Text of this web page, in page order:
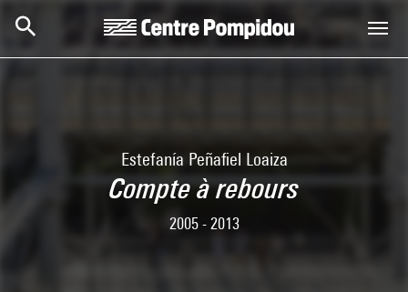
Estefanía Peñafiel Loaiza
Compte à rebours
2005 - 2013